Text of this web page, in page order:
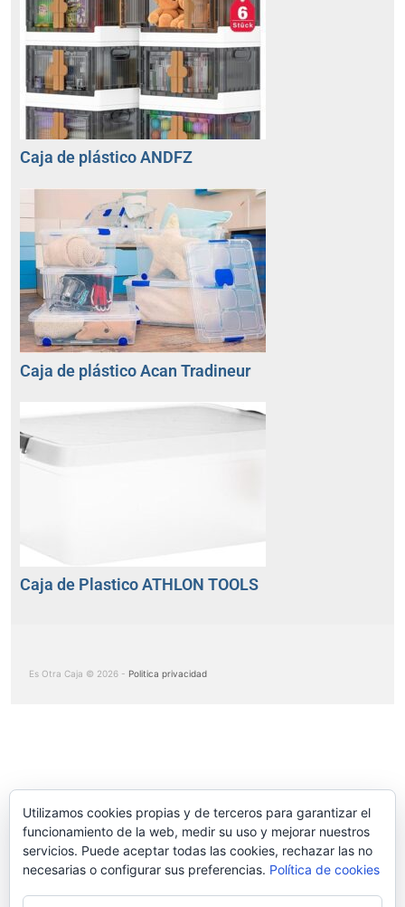
Caja de plástico ANDFZ
Caja de plástico Acan Tradineur
Caja de Plastico ATHLON TOOLS
Es Otra Caja © 2026 - Politica privacidad
Utilizamos cookies propias y de terceros para garantizar el
funcionamiento de la web, medir su uso y mejorar nuestros
servicios. Puede aceptar todas las cookies, rechazar las no
necesarias o configurar sus preferencias. Política de cookies